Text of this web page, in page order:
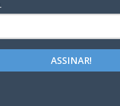
LinkedIn Pinterest